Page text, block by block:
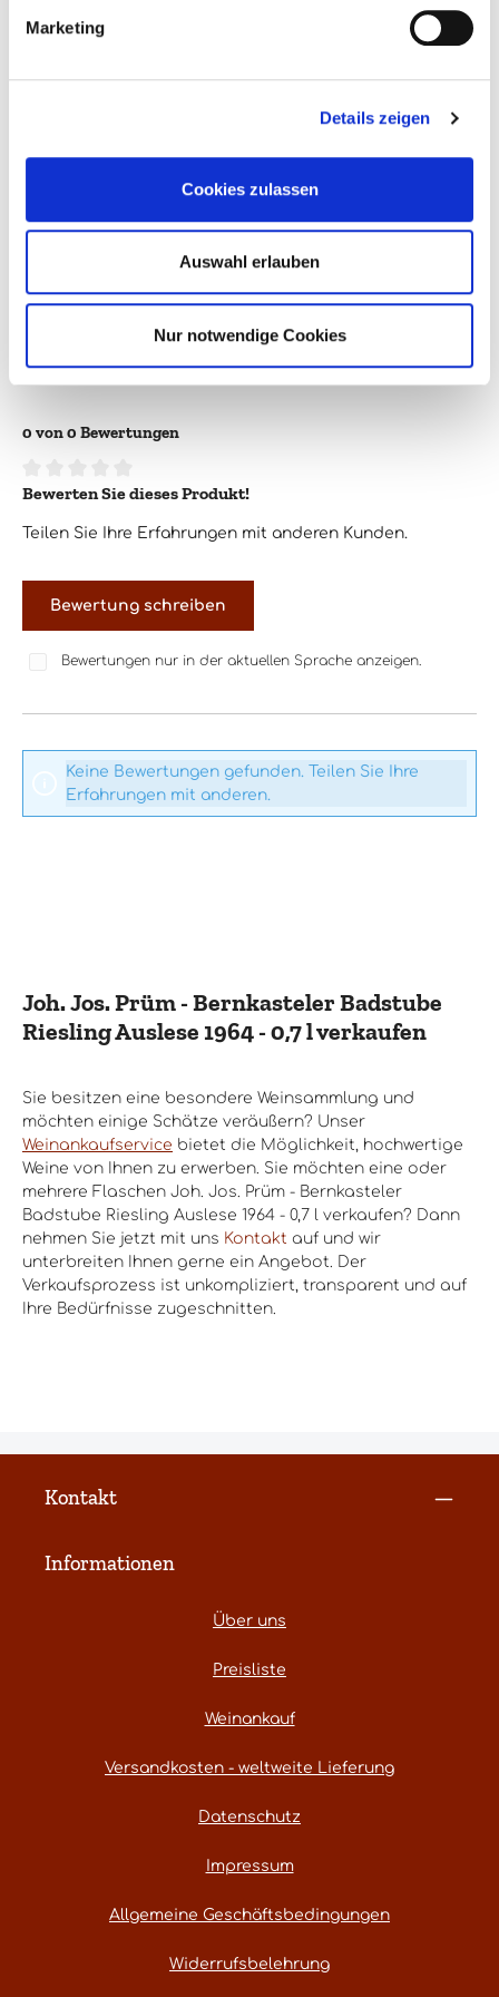
Marketing
Details zeigen
Cookies zulassen
Auswahl erlauben
Nur notwendige Cookies
Alkoholgehalt:
1964
Land: Deutschland
Auslese
Region: Mosel-Saar-Ruwer
0 von 0 Bewertungen
Durchschnittliche Bewertung von 0 von 5 Sternen
Bewerten Sie dieses Produkt!
Teilen Sie Ihre Erfahrungen mit anderen Kunden.
Bewertung schreiben
Bewertungen nur in der aktuellen Sprache anzeigen.
Keine Bewertungen gefunden. Teilen Sie Ihre
Erfahrungen mit anderen.
Joh. Jos. Prüm - Bernkasteler Badstube
Riesling Auslese 1964 - 0,7 l verkaufen
Sie besitzen eine besondere Weinsammlung und
möchten einige Schätze veräußern? Unser
Weinankaufservice bietet die Möglichkeit, hochwertige
Weine von Ihnen zu erwerben. Sie möchten eine oder
mehrere Flaschen Joh. Jos. Prüm - Bernkasteler
Badstube Riesling Auslese 1964 - 0,7 l verkaufen? Dann
nehmen Sie jetzt mit uns Kontakt auf und wir
unterbreiten Ihnen gerne ein Angebot. Der
Verkaufsprozess ist unkompliziert, transparent und auf
Ihre Bedürfnisse zugeschnitten.
Kontakt
Informationen
Über uns
Preisliste
Weinankauf
Versandkosten - weltweite Lieferung
Datenschutz
Impressum
Allgemeine Geschäftsbedingungen
Widerrufsbelehrung